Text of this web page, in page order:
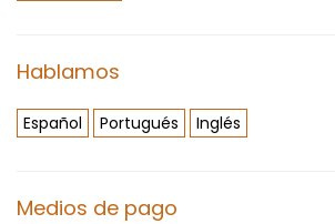
Hablamos
Español Portugués Inglés
Medios de pago